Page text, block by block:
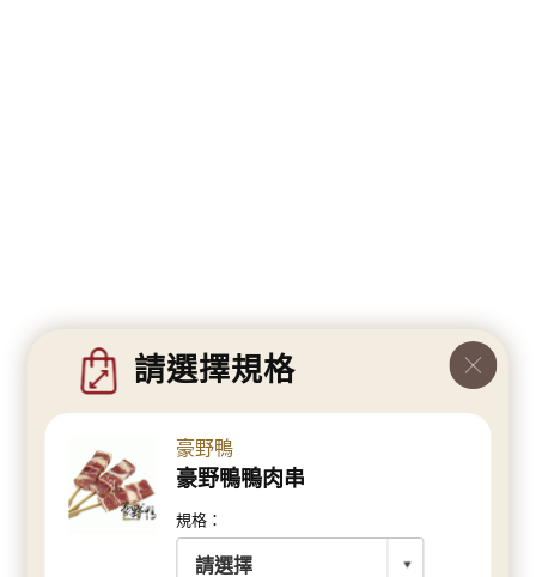
請選擇規格
豪野鴨
豪野鴨鴨肉串
規格：